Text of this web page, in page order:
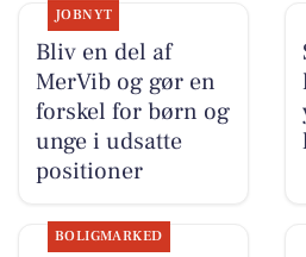
JOBNYT
Bliv en del af
MerVib og gør en
forskel for børn og
unge i udsatte
positioner
BOLIGMARKED